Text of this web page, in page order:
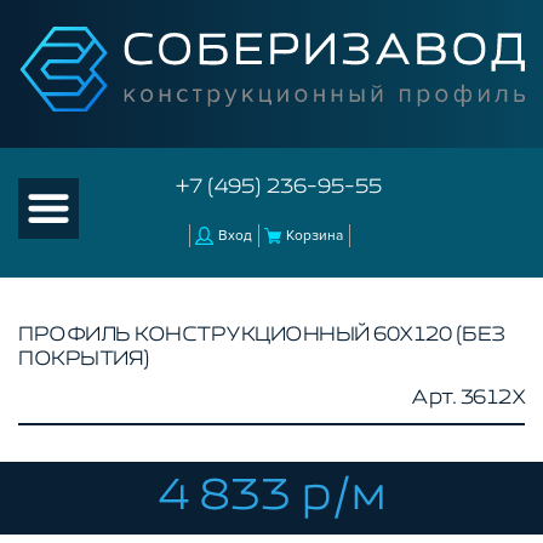
+7 (495) 236-95-55
Вход Корзина
КАТАЛОГ ТОВАРОВ
КОНСТРУКЦИОННЫЙ ПРОФИЛЬ
СЕРЕБРИСТЫЙ
ПРОФИЛЬ КОНСТРУКЦИОННЫЙ 60Х120 (БЕЗ
ПОКРЫТИЯ)
Арт. 3612X
4 833 р/м